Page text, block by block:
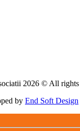
2026 © All rights
by End Soft Design